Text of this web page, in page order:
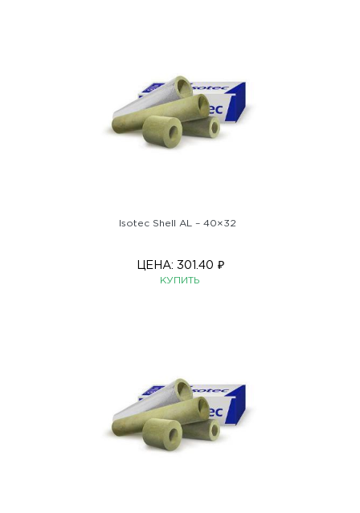
Isotec Shell AL – 40×32
ЦЕНА: 301.40 ₽
КУПИТЬ